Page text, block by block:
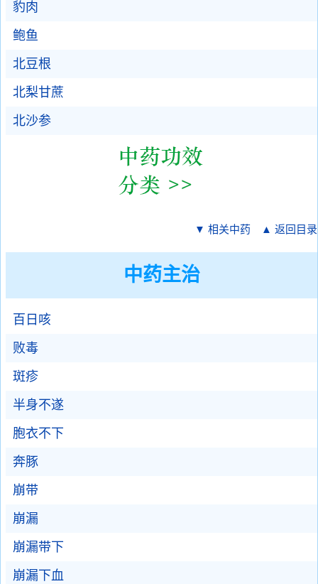
豹肉
鲍鱼
北豆根
北梨甘蔗
北沙参
▼ 相关中药 ▲ 返回目录
中药主治
百日咳
败毒
斑疹
半身不遂
胞衣不下
奔豚
崩带
崩漏
崩漏带下
崩漏下血